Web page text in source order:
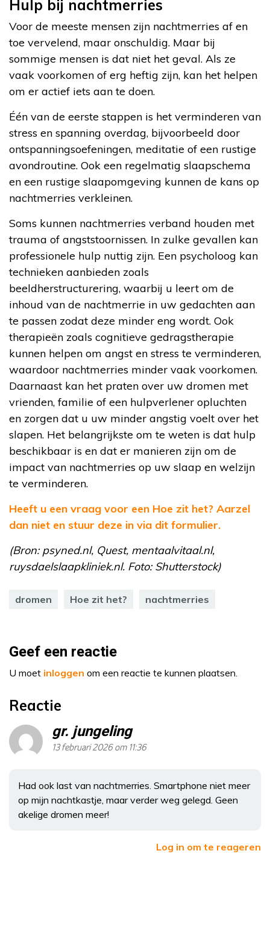
Hulp bij nachtmerries
Voor de meeste mensen zijn nachtmerries af en
toe vervelend, maar onschuldig. Maar bij
sommige mensen is dat niet het geval. Als ze
vaak voorkomen of erg heftig zijn, kan het helpen
om er actief iets aan te doen.
Één van de eerste stappen is het verminderen van
stress en spanning overdag, bijvoorbeeld door
ontspanningsoefeningen, meditatie of een rustige
avondroutine. Ook een regelmatig slaapschema
en een rustige slaapomgeving kunnen de kans op
nachtmerries verkleinen.
Soms kunnen nachtmerries verband houden met
trauma of angststoornissen. In zulke gevallen kan
professionele hulp nuttig zijn. Een psycholoog kan
technieken aanbieden zoals
beeldherstructurering, waarbij u leert om de
inhoud van de nachtmerrie in uw gedachten aan
te passen zodat deze minder eng wordt. Ook
therapieën zoals cognitieve gedragstherapie
kunnen helpen om angst en stress te verminderen,
waardoor nachtmerries minder vaak voorkomen.
Daarnaast kan het praten over uw dromen met
vrienden, familie of een hulpverlener opluchten
en zorgen dat u uw minder angstig voelt over het
slapen. Het belangrijkste om te weten is dat hulp
beschikbaar is en dat er manieren zijn om de
impact van nachtmerries op uw slaap en welzijn
te verminderen.
Heeft u een vraag voor een Hoe zit het? Aarzel
dan niet en stuur deze in via dit formulier.
(Bron: psyned.nl, Quest, mentaalvitaal.nl,
ruysdaelslaapkliniek.nl. Foto: Shutterstock)
dromen Hoe zit het? nachtmerries
Geef een reactie
U moet inloggen om een reactie te kunnen plaatsen.
Reactie
gr. jungeling
13 februari 2026 om 11:36
Had ook last van nachtmerries. Smartphone niet meer
op mijn nachtkastje, maar verder weg gelegd. Geen
akelige dromen meer!
Log in om te reageren